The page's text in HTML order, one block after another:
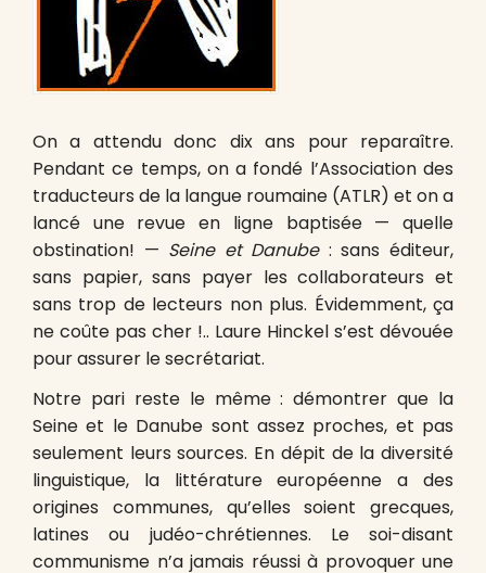
On a attendu donc dix ans pour reparaître.
Pendant ce temps, on a fondé l’Association des
traducteurs de la langue roumaine (ATLR) et on a
lancé une revue en ligne baptisée — quelle
obstination! — Seine et Danube : sans éditeur,
sans papier, sans payer les collaborateurs et
sans trop de lecteurs non plus. Évidemment, ça
ne coûte pas cher !.. Laure Hinckel s’est dévouée
pour assurer le secrétariat.
Notre pari reste le même : démontrer que la
Seine et le Danube sont assez proches, et pas
seulement leurs sources. En dépit de la diversité
linguistique, la littérature européenne a des
origines communes, qu’elles soient grecques,
latines ou judéo-chrétiennes. Le soi-disant
communisme n’a jamais réussi à provoquer une